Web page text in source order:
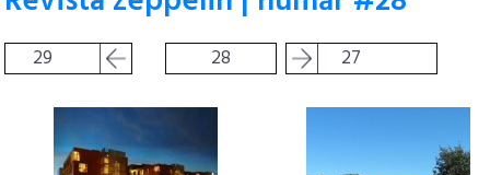
29 28 27